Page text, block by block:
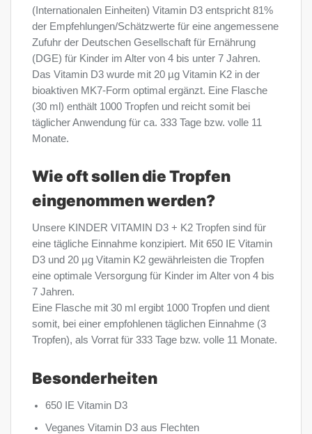
(Internationalen Einheiten) Vitamin D3 entspricht 81%
der Empfehlungen/Schätzwerte für eine angemessene
Zufuhr der Deutschen Gesellschaft für Ernährung
(DGE) für Kinder im Alter von 4 bis unter 7 Jahren.
Das Vitamin D3 wurde mit 20 µg Vitamin K2 in der
bioaktiven MK7-Form optimal ergänzt. Eine Flasche
(30 ml) enthält 1000 Tropfen und reicht somit bei
täglicher Anwendung für ca. 333 Tage bzw. volle 11
Monate.
Wie oft sollen die Tropfen
eingenommen werden?
Unsere KINDER VITAMIN D3 + K2 Tropfen sind für
eine tägliche Einnahme konzipiert. Mit 650 IE Vitamin
D3 und 20 µg Vitamin K2 gewährleisten die Tropfen
eine optimale Versorgung für Kinder im Alter von 4 bis
7 Jahren.
Eine Flasche mit 30 ml ergibt 1000 Tropfen und dient
somit, bei einer empfohlenen täglichen Einnahme (3
Tropfen), als Vorrat für 333 Tage bzw. volle 11 Monate.
Besonderheiten
650 IE Vitamin D3
Veganes Vitamin D3 aus Flechten